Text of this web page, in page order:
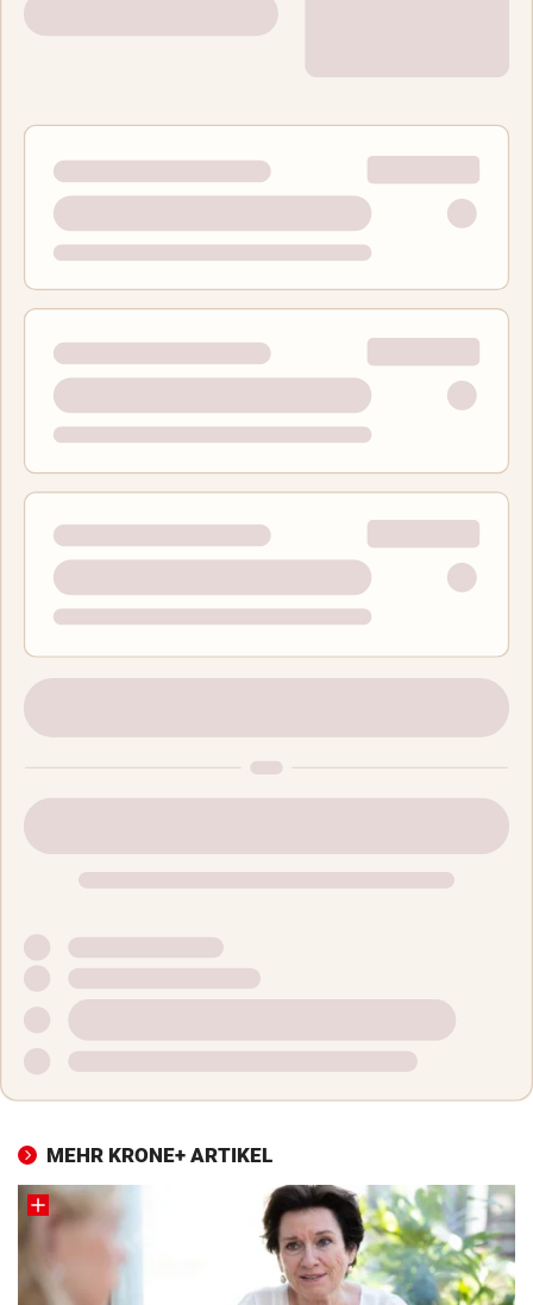
MEHR KRONE+ ARTIKEL